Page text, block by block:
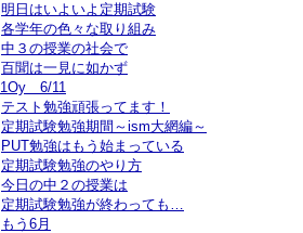
明日はいよいよ定期試験
各学年の色々な取り組み
中３の授業の社会で
百聞は一見に如かず
1Oy 6/11
テスト勉強頑張ってます！
定期試験勉強期間～ism大網編～
PUT勉強はもう始まっている
定期試験勉強のやり方
今日の中２の授業は
定期試験勉強が終わっても…
もう6月